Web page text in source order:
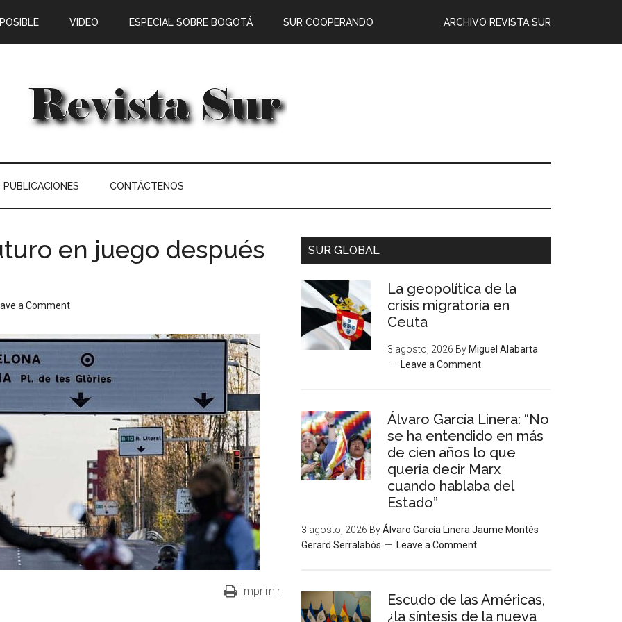
ARCHIVO REVISTA SUR
VIDEO ESPECIAL SOBRE BOGOTÁ SUR COOPERANDO
PUBLICACIONES CONTÁCTENOS
en juego después
a Comment
Imprimir
SUR GLOBAL
La geopolítica de la
crisis migratoria en
Ceuta
3 agosto, 2026 By Miguel Alabarta
Leave a Comment
Álvaro García Linera: “No
se ha entendido en más
de cien años lo que
quería decir Marx
cuando hablaba del
Estado”
3 agosto, 2026 ByÁlvaro García Linera Jaume Montés
Gerard Serralabós
Leave a Comment
Escudo de las Américas,
¿la síntesis de la nueva